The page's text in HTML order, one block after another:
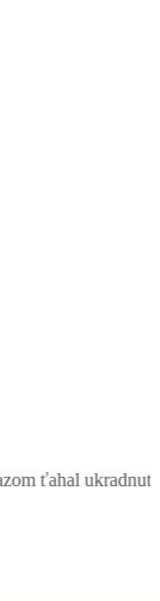
ukradnutý Seat,